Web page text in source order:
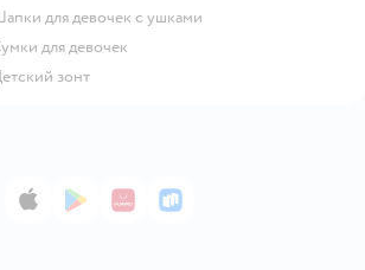
Шапки для девочек с ушками
Сумки для девочек
Детский зонт
App StoreGoogle Play
AppGallery
RuStore